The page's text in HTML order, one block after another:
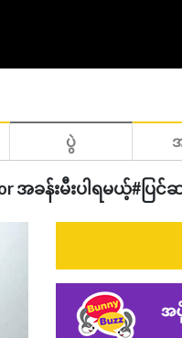
ပွဲ
အခန်းမီးပါရမယ့်#ပြ